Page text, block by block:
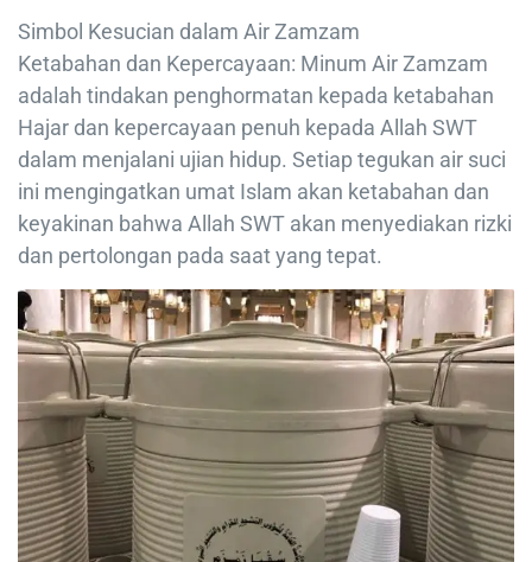
Simbol Kesucian dalam Air Zamzam
Ketabahan dan Kepercayaan: Minum Air Zamzam
adalah tindakan penghormatan kepada ketabahan
Hajar dan kepercayaan penuh kepada Allah SWT
dalam menjalani ujian hidup. Setiap tegukan air suci
ini mengingatkan umat Islam akan ketabahan dan
keyakinan bahwa Allah SWT akan menyediakan rizki
dan pertolongan pada saat yang tepat.